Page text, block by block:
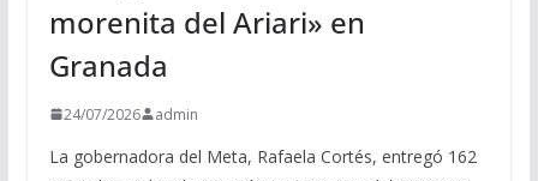
morenita del Ariari» en
Granada
24/07/2026 admin
La gobernadora del Meta, Rafaela Cortés, entregó 162